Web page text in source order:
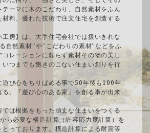
ーマに木のこだわり、自然素材をふん
料、優れた技術で注文住宅を創造する
房】は、大手住宅会社では扱いきれな
自然素材”や”こだわりの素材”などをふ
レーションに頼らず素材その物の美し
つまでも飽きのこない住まい創りを行
遊び心をちりばめる事で50年後も100年
、『遊び心のある家』を創る事が出来
は根拠をもった頑丈な住まいをつくる
ら必要な構造計算（許容応力度計算）を
っております。構造計算による耐震等